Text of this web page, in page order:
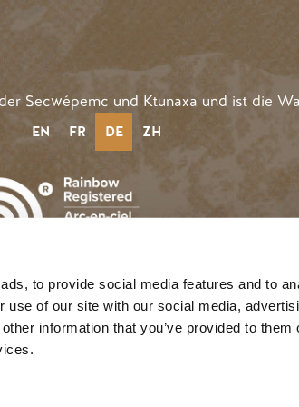
to provide social media features and to
of our site with our social media,
information that you’ve provided to them
Secwépemc und Ktunaxa und ist die
EN FR DE ZH